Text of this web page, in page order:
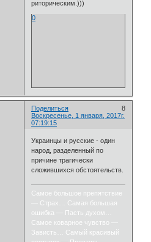
риторическим.)))
0
Поделиться
8
Воскресенье, 1 января, 2017г.
07:19:15
Украинцы и русские - один
народ, разделенный по
причине трагически
сложившихся обстоятельств.
Самое большое препятствие
— Страх… Самая большая
ошибка — Пасть духом…
Самое коварное чувство —
Зависть… Самый красивый